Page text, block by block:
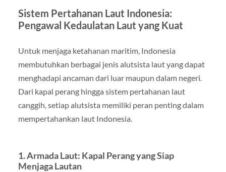
Sistem Pertahanan Laut Indonesia:
Pengawal Kedaulatan Laut yang Kuat
Untuk menjaga ketahanan maritim, Indonesia
membutuhkan berbagai jenis alutsista laut yang dapat
menghadapi ancaman dari luar maupun dalam negeri.
Dari kapal perang hingga sistem pertahanan laut
canggih, setiap alutsista memiliki peran penting dalam
mempertahankan laut Indonesia.
1. Armada Laut: Kapal Perang yang Siap
Menjaga Lautan